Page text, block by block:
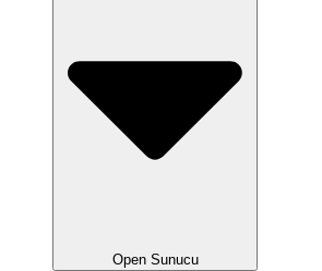
Open Sunucu